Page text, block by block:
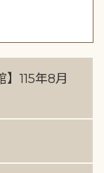
】115年8月